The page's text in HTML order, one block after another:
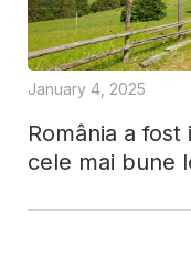
România a
cele mai bune
January 4, 2025